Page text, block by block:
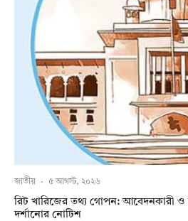
জাতীয় · ৫ আগস্ট, ২০২৬
রিট খারিজের তথ্য গোপন: আবেদনকারী
দর্শানোর নোটিশ